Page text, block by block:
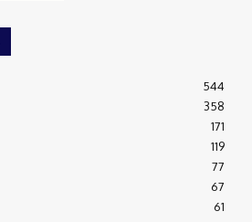
544
358
171
119
77
67
61